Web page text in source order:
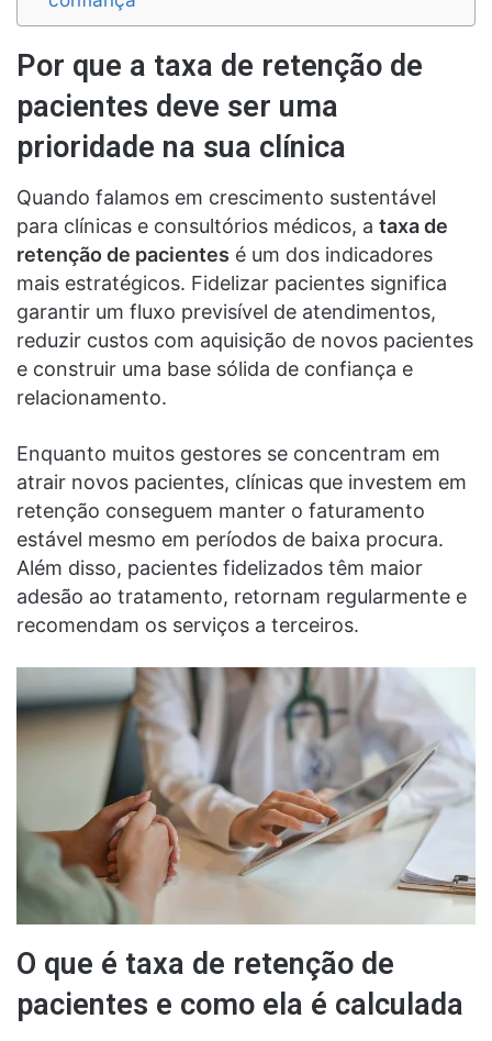
Por que a taxa de retenção de
pacientes deve ser uma
prioridade na sua clínica
Quando falamos em crescimento sustentável
para clínicas e consultórios médicos, a taxa de
retenção de pacientes é um dos indicadores
mais estratégicos. Fidelizar pacientes significa
garantir um fluxo previsível de atendimentos,
reduzir custos com aquisição de novos pacientes
e construir uma base sólida de confiança e
relacionamento.
Enquanto muitos gestores se concentram em
atrair novos pacientes, clínicas que investem em
retenção conseguem manter o faturamento
estável mesmo em períodos de baixa procura.
Além disso, pacientes fidelizados têm maior
adesão ao tratamento, retornam regularmente e
recomendam os serviços a terceiros.
O que é taxa de retenção de
pacientes e como ela é calculada